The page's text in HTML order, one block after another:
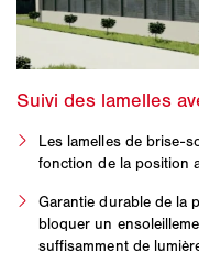
Les lamelles de brise-
fonction de la position
Garantie durable de la
bloquer un
suffisamment de